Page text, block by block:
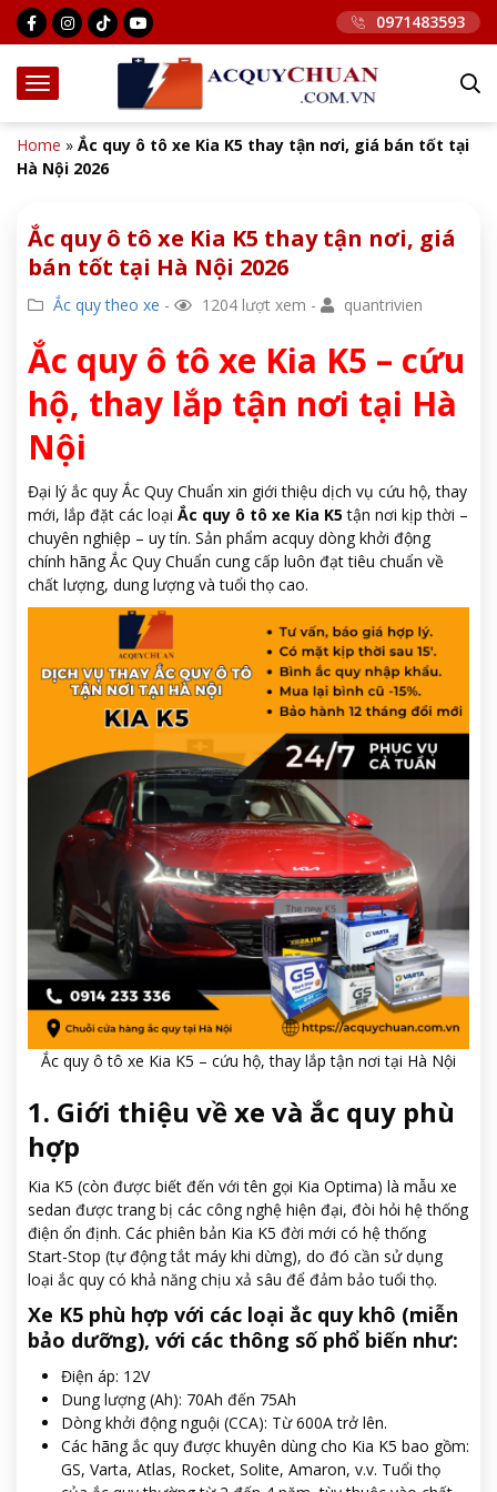
0971483593
Home » Ắc quy ô tô xe Kia K5 thay tận nơi, giá bán tốt tại
Hà Nội 2026
Ắc quy ô tô xe Kia K5 thay tận nơi, giá
bán tốt tại Hà Nội 2026
Ắc quy theo xe - 1204 lượt xem - quantrivien
Ắc quy ô tô xe Kia K5 – cứu
hộ, thay lắp tận nơi tại Hà
Nội
Đại lý ắc quy Ắc Quy Chuẩn xin giới thiệu dịch vụ cứu hộ, thay
mới, lắp đặt các loại Ắc quy ô tô xe Kia K5tận nơi kịp thời –
chuyên nghiệp – uy tín. Sản phẩm acquy dòng khởi động
chính hãng Ắc Quy Chuẩn cung cấp luôn đạt tiêu chuẩn về
chất lượng, dung lượng và tuổi thọ cao.
Ắc quy ô tô xe Kia K5 – cứu hộ, thay lắp tận nơi tại Hà Nội
1. Giới thiệu về xe và ắc quy phù
hợp
Kia K5 (còn được biết đến với tên gọi Kia Optima) là mẫu xe
sedan được trang bị các công nghệ hiện đại, đòi hỏi hệ thống
điện ổn định. Các phiên bản Kia K5 đời mới có hệ thống
Start-Stop (tự động tắt máy khi dừng), do đó cần sử dụng
loại ắc quy có khả năng chịu xả sâu để đảm bảo tuổi thọ.
Xe K5 phù hợp với các loại ắc quy khô (miễn
bảo dưỡng), với các thông số phổ biến như:
Điện áp: 12V
Dung lượng (Ah): 70Ah đến 75Ah
Dòng khởi động nguội (CCA): Từ 600A trở lên.
Các hãng ắc quy được khuyên dùng cho Kia K5 bao gồm:
GS, Varta, Atlas, Rocket, Solite, Amaron, v.v. Tuổi thọ